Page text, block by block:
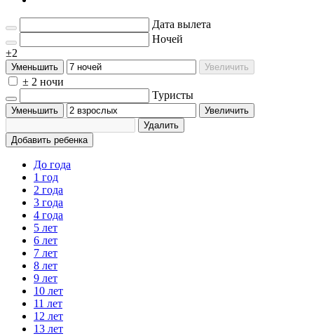
Дата вылета
Ночей
±2
Уменьшить Увеличить
± 2 ночи
Туристы
Уменьшить
Увеличить
Удалить
Добавить ребенка
До года
1 год
2 года
3 года
4 года
5 лет
6 лет
7 лет
8 лет
9 лет
10 лет
11 лет
12 лет
13 лет